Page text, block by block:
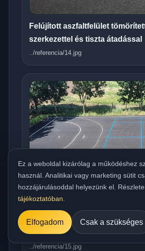
Felújított aszfaltfelület
szerkezettel és tiszta átadással
../referencia/14.jpg
Országos meleg aszfaltozás
beállóra, parkolóra és utakhoz
../referencia/15.jpg
Ez a weboldal kizárólag a működéshez
használ. Analitikai vagy marketing sütit
hozzájárulásoddal helyezünk el.
tájékoztatóban
Elfogadom Csak a szükséges